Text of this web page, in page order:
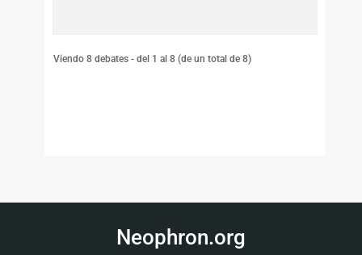
Viendo 8 debates - del 1 al 8 (de un total de 8)
Neophron.org